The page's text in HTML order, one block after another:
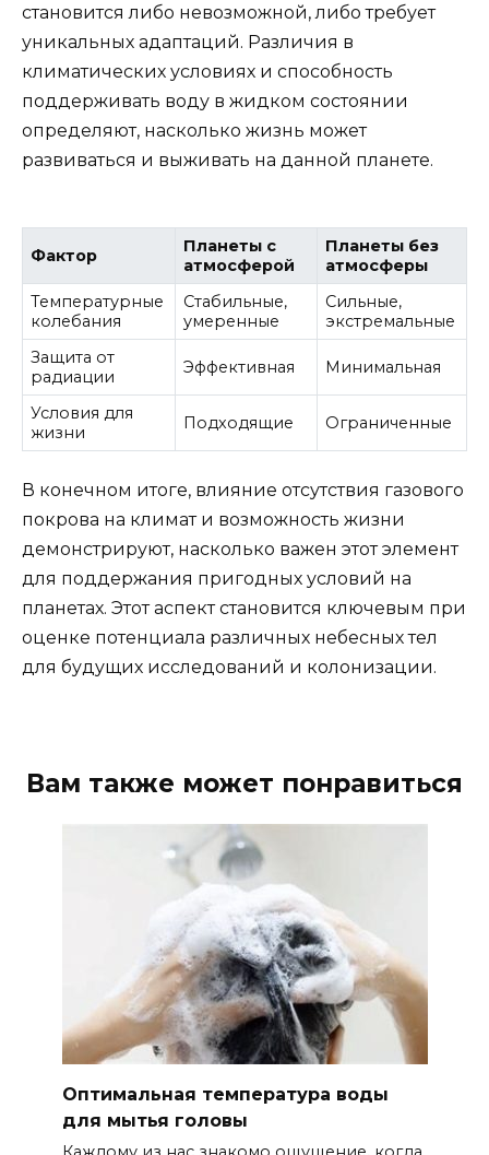
становится либо невозможной, либо требует
уникальных адаптаций. Различия в
климатических условиях и способность
поддерживать воду в жидком состоянии
определяют, насколько жизнь может
развиваться и выживать на данной планете.
Фактор
Планеты с
атмосферой
Планеты без
атмосферы
Температурные
колебания
Стабильные,
умеренные
Сильные,
экстремальные
Защита от
радиации
Эффективная Минимальная
Условия для
жизни
Подходящие Ограниченные
В конечном итоге, влияние отсутствия газового
покрова на климат и возможность жизни
демонстрируют, насколько важен этот элемент
для поддержания пригодных условий на
планетах. Этот аспект становится ключевым при
оценке потенциала различных небесных тел
для будущих исследований и колонизации.
Вам также может понравиться
Оптимальная температура воды
для мытья головы